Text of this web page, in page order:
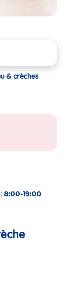
& crèches
8:00-19:00